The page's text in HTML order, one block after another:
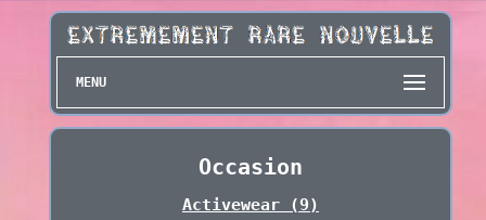
MENU
Occasion
Activewear (9)